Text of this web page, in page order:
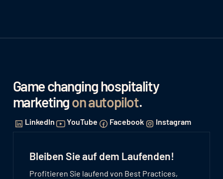
Game changing hospitality
marketingon autopilot.
LinkedIn YouTube Facebook Instagram
Bleiben Sie auf dem Laufenden!
Profitieren Sie laufend von Best Practices,